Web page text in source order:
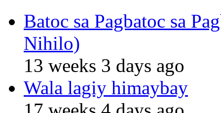
Batoc sa Pagbatoc sa
Nihilo)
13 weeks 3 days ago
Wala lagiy himaybay